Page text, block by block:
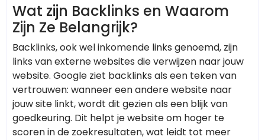
Wat zijn Backlinks en Waarom
Zijn Ze Belangrijk?
Backlinks, ook wel inkomende links genoemd, zijn
links van externe websites die verwijzen naar jouw
website. Google ziet backlinks als een teken van
vertrouwen: wanneer een andere website naar
jouw site linkt, wordt dit gezien als een blijk van
goedkeuring. Dit helpt je website om hoger te
scoren in de zoekresultaten, wat leidt tot meer